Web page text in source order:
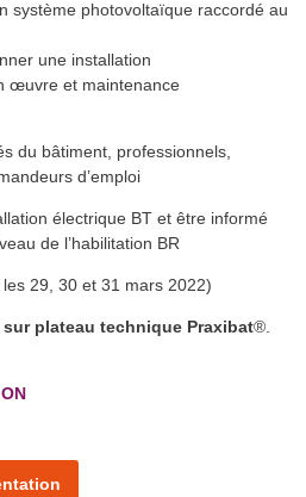
système photovoltaïque raccordé au
une installation
œuvre et maintenance
du bâtiment, professionnels,
d’emploi
électrique BT et être informé
de l’habilitation BR
29, 30 et 31 mars 2022)
plateau technique Praxibat®.